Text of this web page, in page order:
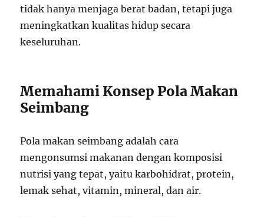
tidak hanya menjaga berat badan, tetapi juga
meningkatkan kualitas hidup secara
keseluruhan.
Memahami Konsep Pola Makan
Seimbang
Pola makan seimbang adalah cara
mengonsumsi makanan dengan komposisi
nutrisi yang tepat, yaitu karbohidrat, protein,
lemak sehat, vitamin, mineral, dan air.